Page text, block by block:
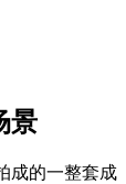
景
成的一整套成